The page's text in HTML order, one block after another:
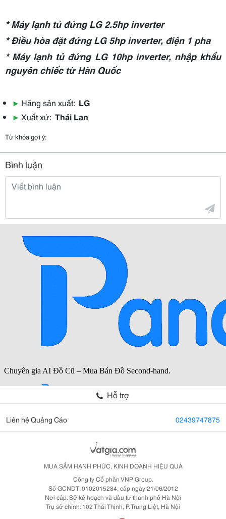
* Máy lạnh tủ đứng LG 2.5hp inverter
* Điều hòa đặt đứng LG 5hp inverter, điện 1 pha
* Máy lạnh tủ đứng LG 10hp inverter, nhập khẩu
nguyên chiếc từ Hàn Quốc
▶ Hãng sản xuất: LG
▶ Xuất xứ: Thái Lan
Từ khóa gợi ý:
Bình luận
Hỗ trợ
Liên hệ Quảng Cáo 02439747875
MUA SẮM HẠNH PHÚC, KINH DOANH HIỆU QUẢ
Công ty Cổ phần VNP Group.
Số GCNDT: 0102015284, cấp ngày 21/06/2012
Nơi cấp: Sở kế hoạch và đầu tư thành phố Hà Nội
Trụ sở chính: 102 Thái Thịnh, P. Trung Liệt, Hà Nội